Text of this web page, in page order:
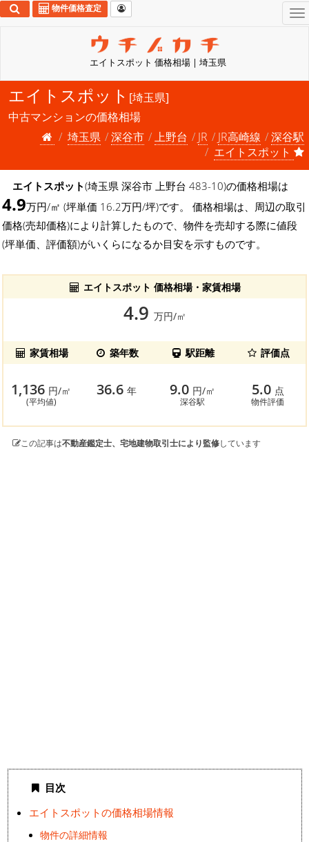
エイトスポット 価格相場 | 埼玉県
物件価格査定
エイトスポット [埼玉県]
中古マンションの価格相場
埼玉県
深谷市 上野台 JR JR高崎線
深谷駅
エイトスポット
エイトスポット(埼玉県 深谷市 上野台 483-10)の価格相場は
4.9万円/㎡ (坪単価 16.2万円/坪)です。 価格相場は、周辺の取引
価格(売却価格)により計算したもので、物件を売却する際に値段
(坪単価、評価額)がいくらになるか目安を示すものです。
エイトスポット 価格相場・家賃相場
4.9 万円/㎡
家賃相場 築年数 駅距離 評価点
1,136 円/㎡
(平均値)
36.6年 9.0 円/㎡
深谷駅
5.0 点
物件評価
この記事は不動産鑑定士、宅地建物取引士により監修しています
目次
エイトスポットの価格相場情報
物件の詳細情報